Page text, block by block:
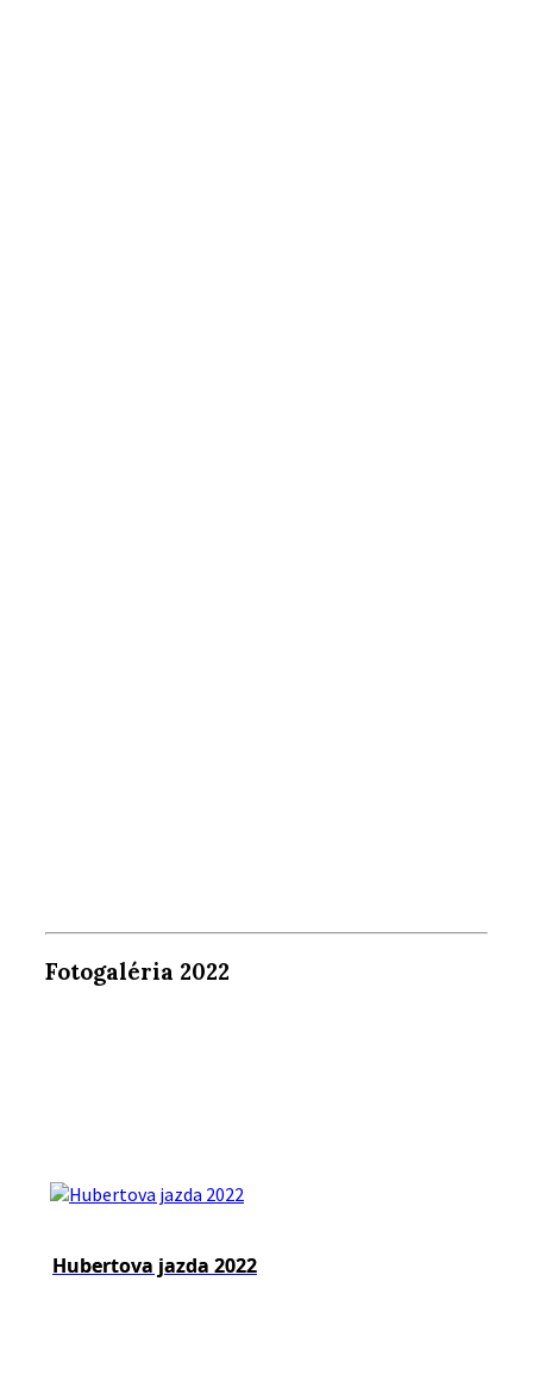
Fotogaléria 2022
Hubertova jazda 2022